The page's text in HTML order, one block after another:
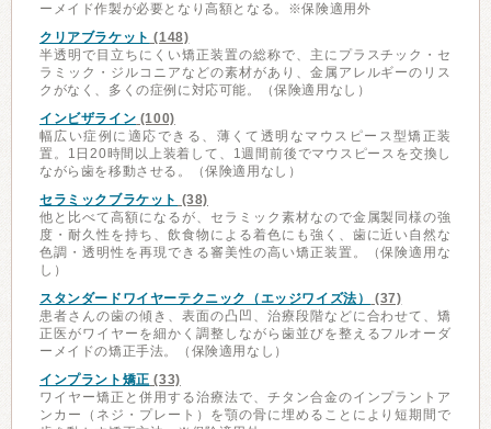
ーメイド作製が必要となり高額となる。※保険適用外
クリアブラケット (148)
半透明で目立ちにくい矯正装置の総称で、主にプラスチック・セ
ラミック・ジルコニアなどの素材があり、金属アレルギーのリス
クがなく、多くの症例に対応可能。（保険適用なし）
インビザライン (100)
幅広い症例に適応できる、薄くて透明なマウスピース型矯正装
置。1日20時間以上装着して、1週間前後でマウスピースを交換し
ながら歯を移動させる。（保険適用なし）
セラミックブラケット (38)
他と比べて高額になるが、セラミック素材なので金属製同様の強
度・耐久性を持ち、飲食物による着色にも強く、歯に近い自然な
色調・透明性を再現できる審美性の高い矯正装置。（保険適用な
し）
スタンダードワイヤーテクニック（エッジワイズ法）
(37)
患者さんの歯の傾き、表面の凸凹、治療段階などに合わせて、矯
正医がワイヤーを細かく調整しながら歯並びを整えるフルオーダ
ーメイドの矯正手法。（保険適用なし）
インプラント矯正 (33)
ワイヤー矯正と併用する治療法で、チタン合金のインプラントア
ンカー（ネジ・プレート）を顎の骨に埋めることにより短期間で